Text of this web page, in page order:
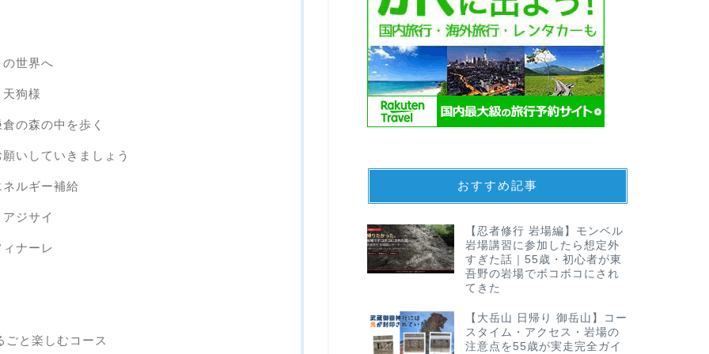
世界へ
狗様
の森の中を歩く
いしていきましょう
ルギー補給
ジサイ
ナーレ
ごと楽しむコース
おすすめ記事
【忍者修行 岩場編】モンベル
岩場講習に参加したら想定外
すぎた話｜55歳・初心者が東
吾野の岩場でボコボコにされ
てきた
【大岳山 日帰り 御岳山】コー
スタイム・アクセス・岩場の
注意点を55歳が実走完全ガイ